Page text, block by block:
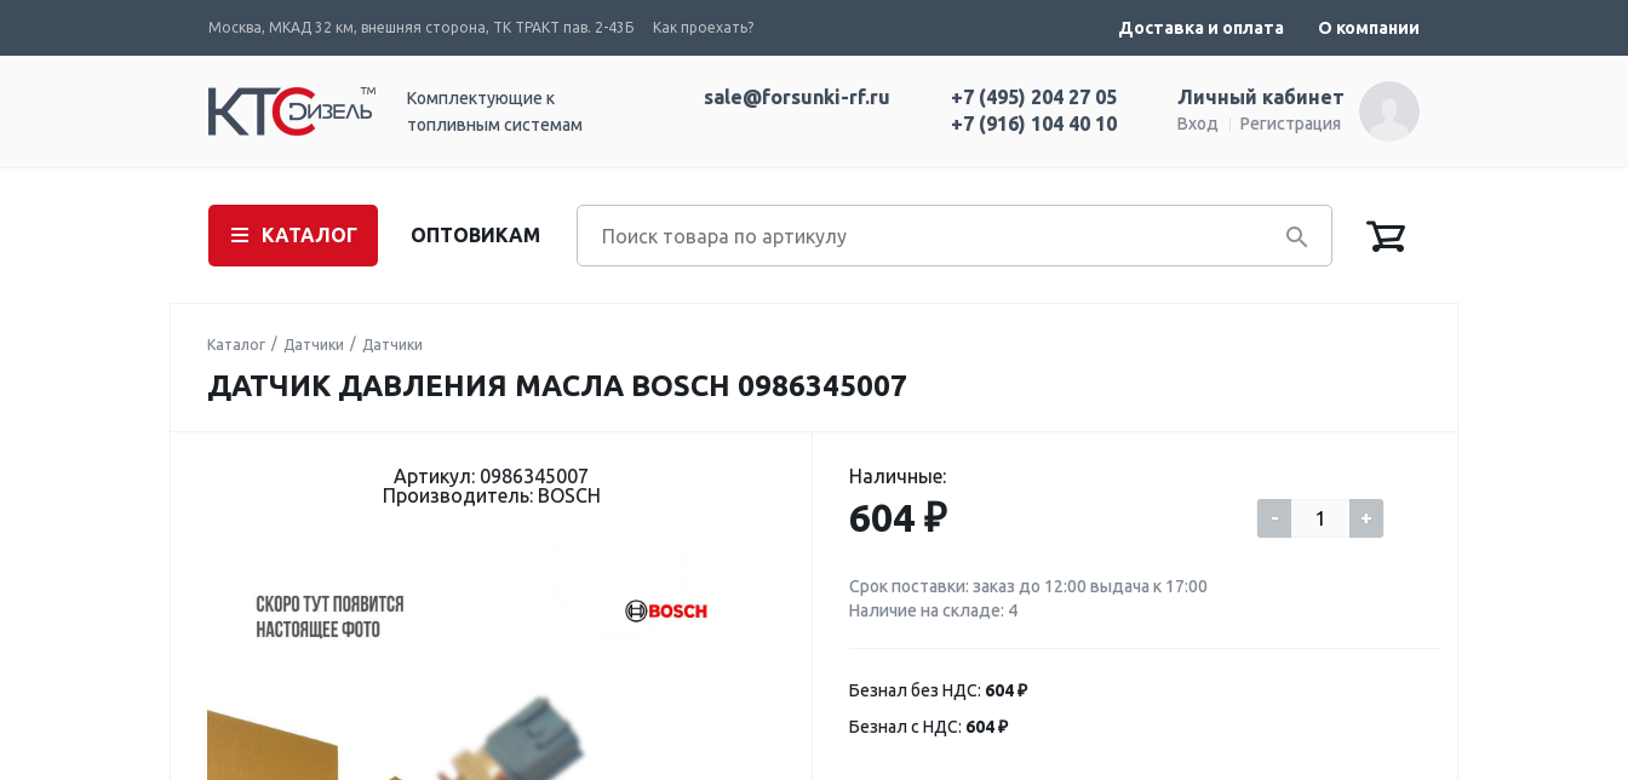
Москва, МКАД 32 км, внешняя сторона, ТК ТРАКТ пав. 2-43Б Как проехать? Доставка и оплата О компании
Комплектующие к
топливным системам
Личный кабинет
Вход Регистрация
+7 (495) 204 27 05
+7 (916) 104 40 10
sale@forsunki-rf.ru
КАТАЛОГ ОПТОВИКАМ
Каталог Датчики Датчики
ДАТЧИК ДАВЛЕНИЯ МАСЛА BOSCH 0986345007
Артикул: 0986345007
Производитель: BOSCH
Наличные:
604 ₽ - +
Срок поставки: заказ до 12:00 выдача к 17:00
Наличие на складе: 4
Безнал без НДС: 604 ₽
Безнал с НДС: 604 ₽